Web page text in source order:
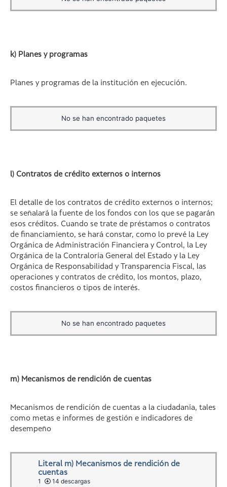
k) Planes y programas
Planes y programas de la institución en ejecución.
No se han encontrado paquetes
l) Contratos de crédito externos o internos
El detalle de los contratos de crédito externos o internos;
se señalará la fuente de los fondos con los que se pagarán
esos créditos. Cuando se trate de préstamos o contratos
de financiamiento, se hará constar, como lo prevé la Ley
Orgánica de Administración Financiera y Control, la Ley
Orgánica de la Contraloría General del Estado y la Ley
Orgánica de Responsabilidad y Transparencia Fiscal, las
operaciones y contratos de crédito, los montos, plazo,
costos financieros o tipos de interés.
No se han encontrado paquetes
m) Mecanismos de rendición de cuentas
Mecanismos de rendición de cuentas a la ciudadanía, tales
como metas e informes de gestión e indicadores de
desempeño
Literal m) Mecanismos de rendición de
cuentas
1
14 descargas